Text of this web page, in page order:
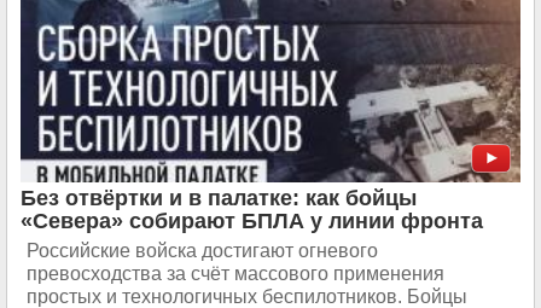
Без отвёртки и в палатке: как бойцы
«Севера» собирают БПЛА у линии фронта
Российские войска достигают огневого
превосходства за счёт массового применения
простых и технологичных беспилотников. Бойцы